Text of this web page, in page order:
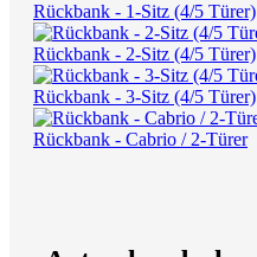
Rückbank - 1-Sitz (4/5 Türer)
Rückbank - 2-Sitz (4/5 Türer)
Rückbank - 3-Sitz (4/5 Türer)
Rückbank - Cabrio / 2-Türer